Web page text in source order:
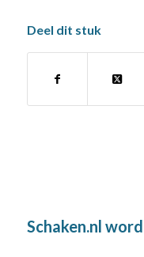
Deel dit stuk
Schaken.nl